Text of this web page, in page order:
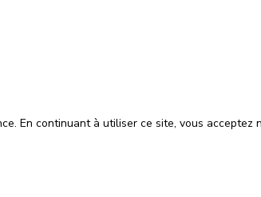
En continuant à utiliser ce site, vous acceptez